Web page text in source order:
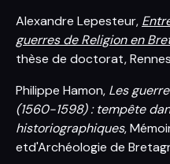
Alexandre Lepesteur,
guerres de Religion en
thèse de doctorat,
Philippe Hamon, Les
(1560-1598) : tempête
historiographiques,
etd'Archéologie de